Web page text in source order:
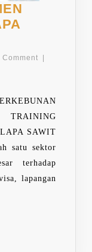
Comment
|
TRAINING
SAWIT
satu sektor
terhadap
lapangan